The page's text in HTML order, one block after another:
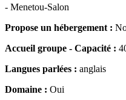
- Menetou-Salon
Propose un hébergement :
Accueil groupe - Capacité :
Langues parlées : anglais
Domaine : Oui